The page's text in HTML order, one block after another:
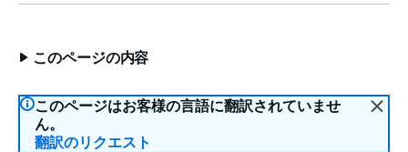
このページの内容
このページはお客様の言語に翻訳されていませ
ん。
翻訳のリクエスト